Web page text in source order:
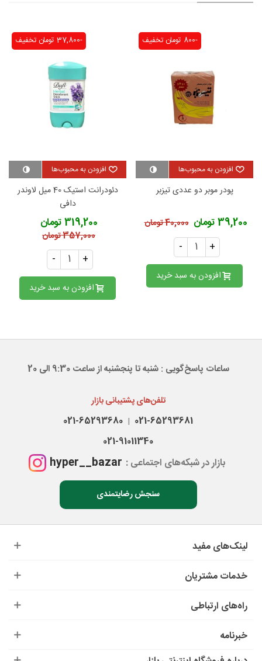
تخفیف -800 تومان
افزودن به محبوب‌ها
پودر موبر دو عددی تیزبر
39,200 تومان 40,000 تومان
- +
افزودن به سبد خرید
تخفیف -37,800 تومان
افزودن به محبوب‌ها
دئودرانت استیک 40 میل لاوندر
دافی
319,200 تومان
357,000 تومان
- +
افزودن به سبد خرید
ساعات پاسخ‌گویی : شنبه تا پنجشنبه از ساعت 9:30 الی 20
تلفن‌های پشتیبانی بازار
021-65293681
|
021-65293680
021-91011340
بازار در شبکه‌های اجتماعی : hyper__bazar
سنجش رضایتمندی
لینک‌های مفید
خدمات مشتریان
راه‌های ارتباطی
خبرنامه